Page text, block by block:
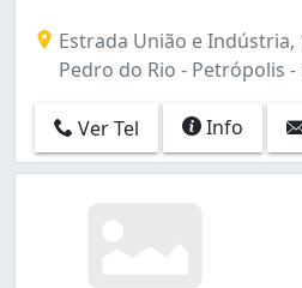
Estrada União e Indústria,
Pedro do Rio - Petrópolis -
Ver Tel Info